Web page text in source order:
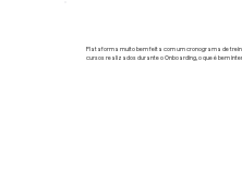
Plataforma muito bem feita com um cronograma de
cursos realizados durante o Onboarding, o que é bem